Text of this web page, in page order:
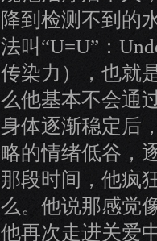
降到检测不到的
法叫“U=U”：
传染力），也就
么他基本不会通
身体逐渐稳定后
略的情绪低谷，
那段时间，他疯
么。他说那感觉
他再次走进关爱